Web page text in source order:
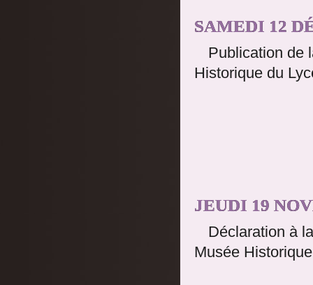
SAMEDI 12
Publication de
Historique du
JEUDI 19
Déclaration à
Musée